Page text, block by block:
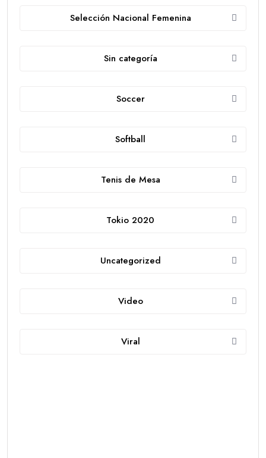
Selección Nacional Femenina
Sin categoría
Soccer
Softball
Tenis de Mesa
Tokio 2020
Uncategorized
Video
Viral